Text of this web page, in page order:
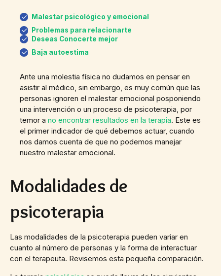
Malestar psicológico y emocional
Problemas para relacionarte
Deseas Conocerte mejor
Baja autoestima
Ante una molestia física no dudamos en pensar en
asistir al médico, sin embargo, es muy común que las
personas ignoren el malestar emocional posponiendo
una intervención o un proceso de psicoterapia, por
temor a no encontrar resultados en la terapia. Este es
el primer indicador de qué debemos actuar, cuando
nos damos cuenta de que no podemos manejar
nuestro malestar emocional.
Modalidades de
psicoterapia
Las modalidades de la psicoterapia pueden variar en
cuanto al número de personas y la forma de interactuar
con el terapeuta. Revisemos esta pequeña comparación.